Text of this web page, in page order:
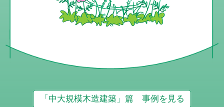
「中大規模木造建築」篇 事例を見る